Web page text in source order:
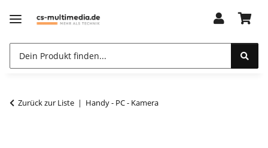
Zurück zur Liste Handy - PC - Kamera